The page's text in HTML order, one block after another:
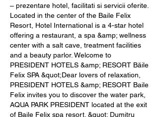
– prezentare hotel, facilitati si servicii oferite.
Located in the center of the Baile Felix
Resort, Hotel International is a 4-star hotel
offering a restaurant, a spa &amp; wellness
center with a salt cave, treatment facilities
and a beauty parlor. Welcome to
PRESIDENT HOTELS &amp; RESORT Băile
Felix SPA &quot;Dear lovers of relaxation,
PRESIDENT HOTELS &amp; RESORT Baile
Felix invites you to discover the water park,
AQUA PARK PRESIDENT located at the exit
of Baile Felix spa resort. &quot; Dumitru